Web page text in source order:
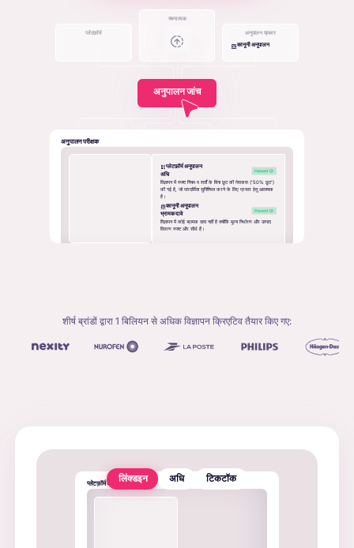
प्लैटफ़ॉर्म
रचनात्मक
अनुपालन प्रकार
कानूनी अनुपालन
अनुपालन जांच
अनुपालन परीक्षक
प्लेटफ़ॉर्म अनुपालन
अधि
विज्ञापन में स्पष्ट नियम व शर्तों के बिना छूट की पेशकश ('50% छूट')
की गई है, जो पारदर्शिता सुनिश्चित करने के लिए प्रचार हेतु आवश्यक
है।
कानूनी अनुपालन
भ्रामक दावे
विज्ञापन में कोई भ्रामक दावा नहीं है क्योंकि मूल्य निर्धारण और उत्पाद
विवरण स्पष्ट और सीधे हैं।
शीर्ष ब्रांडों द्वारा 1 बिलियन से अधिक विज्ञापन क्रिएटिव तैयार किए गए:
लिंक्डइन अधि टिकटॉक
प्लेटफ़ॉर्म अनुपालन परीक्षक